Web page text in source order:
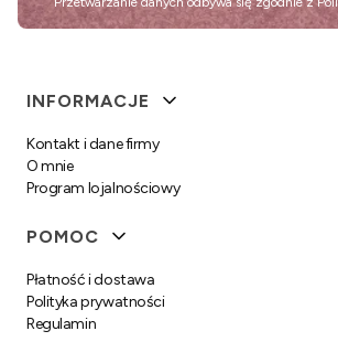
Linki w stopce
INFORMACJE
Kontakt i dane firmy
O mnie
Program lojalnościowy
POMOC
Płatność i dostawa
Polityka prywatności
Regulamin